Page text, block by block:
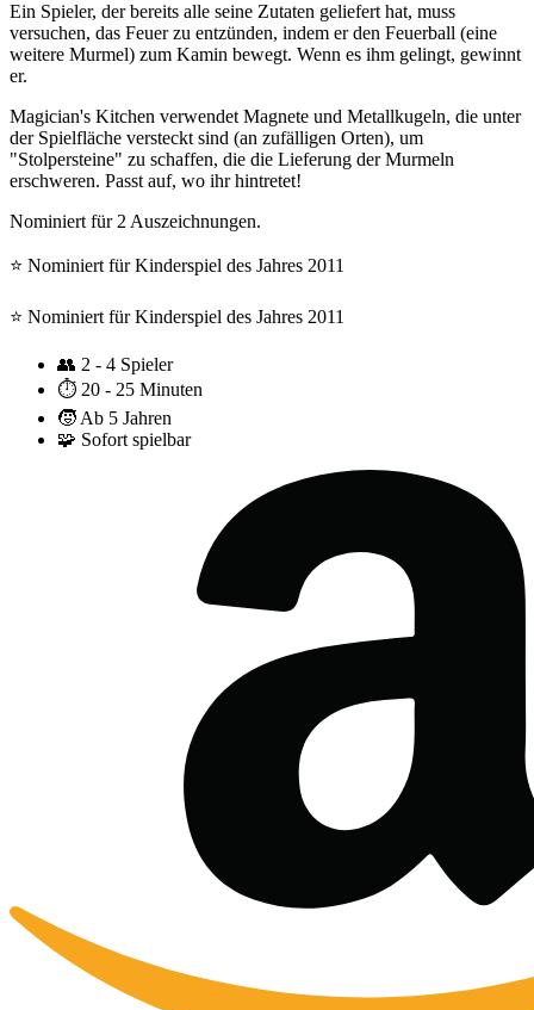
Ein Spieler, der bereits alle seine Zutaten geliefert hat, muss
versuchen, das Feuer zu entzünden, indem er den Feuerball (eine
weitere Murmel) zum Kamin bewegt. Wenn es ihm gelingt, gewinnt
er.
Magician's Kitchen verwendet Magnete und Metallkugeln, die unter
der Spielfläche versteckt sind (an zufälligen Orten), um
"Stolpersteine" zu schaffen, die die Lieferung der Murmeln
erschweren. Passt auf, wo ihr hintretet!
Nominiert für 2 Auszeichnungen.
⭐️ Nominiert für Kinderspiel des Jahres 2011
⭐️ Nominiert für Kinderspiel des Jahres 2011
👥 2 - 4 Spieler
⏱️ 20 - 25 Minuten
🧒 Ab 5 Jahren
🧩 Sofort spielbar